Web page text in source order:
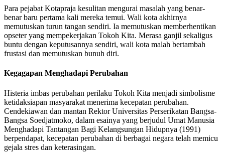
Para pejabat Kotapraja kesulitan mengurai masalah yang benar-
benar baru pertama kali mereka temui. Wali kota akhirnya
memutuskan turun tangan sendiri. Ia memutuskan memberhentikan
opseter yang mempekerjakan Tokoh Kita. Merasa ganjil sekaligus
buntu dengan keputusannya sendiri, wali kota malah bertambah
frustasi dan memutuskan bunuh diri.
Kegagapan Menghadapi Perubahan
Histeria imbas perubahan perilaku Tokoh Kita menjadi simbolisme
ketidaksiapan masyarakat menerima kecepatan perubahan.
Cendekiawan dan mantan Rektor Universitas Perserikatan Bangsa-
Bangsa Soedjatmoko, dalam esainya yang berjudul Umat Manusia
Menghadapi Tantangan Bagi Kelangsungan Hidupnya (1991)
berpendapat, kecepatan perubahan di berbagai negara telah memicu
gejala stres dan keterasingan.